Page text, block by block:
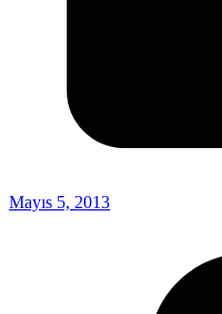
Mayıs 5, 2013